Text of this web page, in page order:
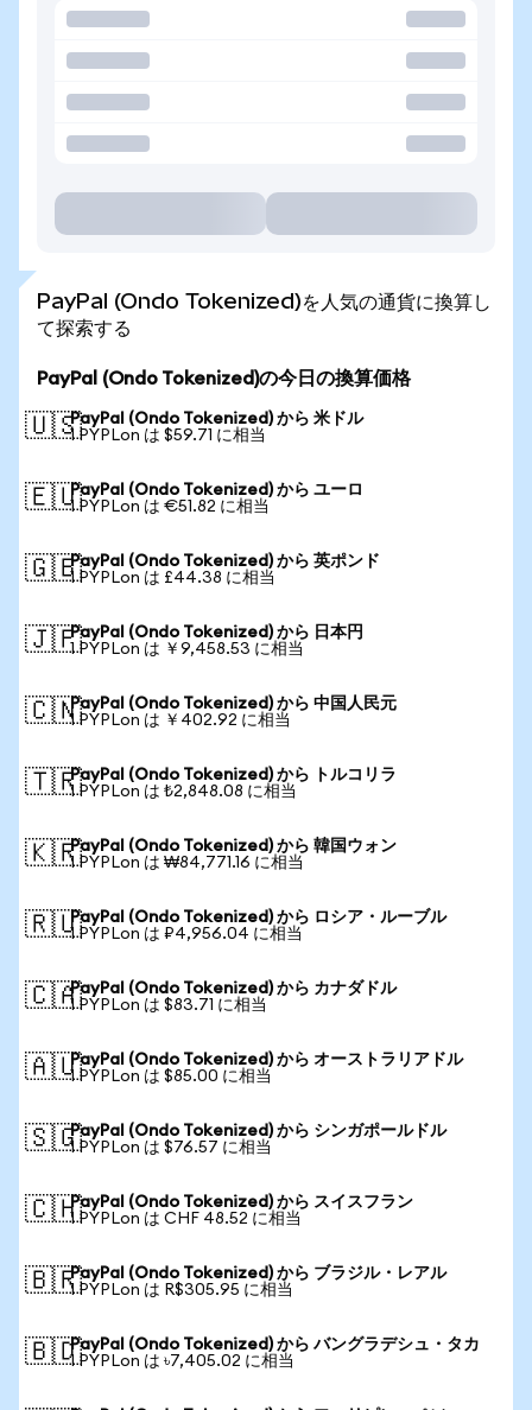
PayPal (Ondo Tokenized)を人気の通貨に換算し
て探索する
PayPal (Ondo Tokenized)の今日の換算価格
🇺🇸PayPal (Ondo Tokenized) から 米ドル
1 PYPLon は $59.71 に相当
🇪🇺PayPal (Ondo Tokenized) から ユーロ
1 PYPLon は €51.82 に相当
🇬🇧PayPal (Ondo Tokenized) から 英ポンド
1 PYPLon は £44.38 に相当
🇯🇵PayPal (Ondo Tokenized) から 日本円
1 PYPLon は ￥9,458.53 に相当
🇨🇳PayPal (Ondo Tokenized) から 中国人民元
1 PYPLon は ￥402.92 に相当
🇹🇷PayPal (Ondo Tokenized) から トルコリラ
1 PYPLon は ₺2,848.08 に相当
🇰🇷PayPal (Ondo Tokenized) から 韓国ウォン
1 PYPLon は ₩84,771.16 に相当
🇷🇺PayPal (Ondo Tokenized) から ロシア・ルーブル
1 PYPLon は ₽4,956.04 に相当
🇨🇦PayPal (Ondo Tokenized) から カナダドル
1 PYPLon は $83.71 に相当
🇦🇺PayPal (Ondo Tokenized) から オーストラリアドル
1 PYPLon は $85.00 に相当
🇸🇬PayPal (Ondo Tokenized) から シンガポールドル
1 PYPLon は $76.57 に相当
🇨🇭PayPal (Ondo Tokenized) から スイスフラン
1 PYPLon は CHF 48.52 に相当
🇧🇷PayPal (Ondo Tokenized) から ブラジル・レアル
1 PYPLon は R$305.95 に相当
🇧🇩PayPal (Ondo Tokenized) から バングラデシュ・タカ
1 PYPLon は ৳7,405.02 に相当